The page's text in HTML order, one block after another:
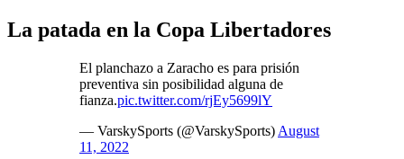
La patada en la Copa Libertadores
El planchazo a Zaracho es para prisión
preventiva sin posibilidad alguna de
fianza.pic.twitter.com/rjEy5699lY
— VarskySports (@VarskySports) August
11, 2022